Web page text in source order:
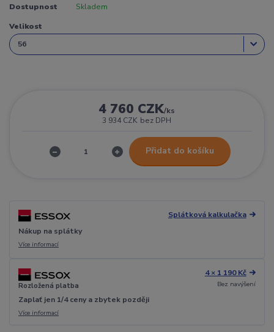
Dostupnost Skladem
Velikost
4 760 CZK/ks
3 934 CZK bez DPH
Přidat do košíku
Splátková kalkulačka
Nákup na splátky
Více informací
Rozložená platba
4 × 1 190 Kč
Bez navýšení
Zaplať jen 1/4 ceny a zbytek později
Více informací